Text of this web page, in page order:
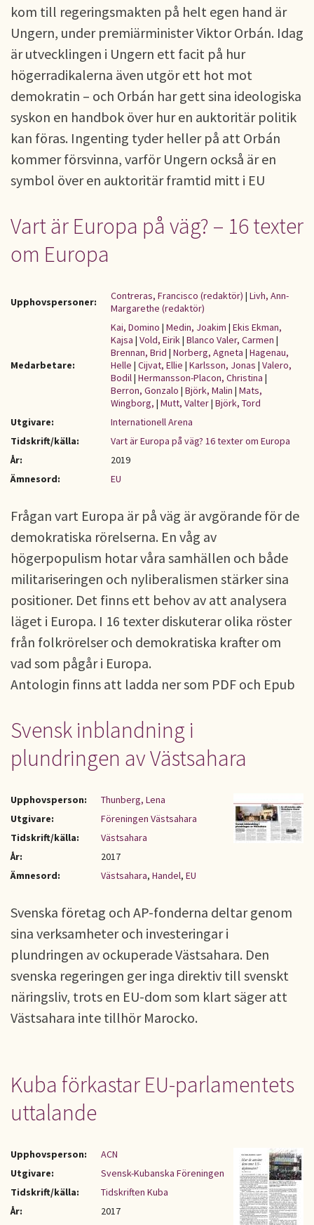
kom till regeringsmakten på helt egen hand är
Ungern, under premiärminister Viktor Orbán. Idag
är utvecklingen i Ungern ett facit på hur
högerradikalerna även utgör ett hot mot
demokratin – och Orbán har gett sina ideologiska
syskon en handbok över hur en auktoritär politik
kan föras. Ingenting tyder heller på att Orbán
kommer försvinna, varför Ungern också är en
symbol över en auktoritär framtid mitt i EU
Vart är Europa på väg? – 16 texter
om Europa
Upphovspersoner: Contreras, Francisco (redaktör) | Livh, Ann-
Margarethe (redaktör)
Medarbetare:
Kai, Domino | Medin, Joakim | Ekis Ekman,
Kajsa | Vold, Eirik| Blanco Valer, Carmen |
Brennan, Brid | Norberg, Agneta | Hagenau,
Helle | Cijvat, Ellie | Karlsson, Jonas | Valero,
Bodil| Hermansson-Placon, Christina |
Berron, Gonzalo | Björk, Malin | Mats,
Wingborg, | Mutt, Valter| Björk, Tord
Utgivare:
Internationell Arena
Tidskrift/källa:
Vart är Europa på väg? 16 texter om Europa
År:
2019
Ämnesord:
EU
Frågan vart Europa är på väg är avgörande för de
demokratiska rörelserna. En våg av
högerpopulism hotar våra samhällen och både
militariseringen och nyliberalismen stärker sina
positioner. Det finns ett behov av att analysera
läget i Europa. I 16 texter diskuterar olika röster
från folkrörelser och demokratiska krafter om
vad som pågår i Europa.
Antologin finns att ladda ner som PDF och Epub
Svensk inblandning i
plundringen av Västsahara
Upphovsperson:
Thunberg, Lena
Utgivare:
Föreningen Västsahara
Tidskrift/källa:
Västsahara
År:
2017
Ämnesord:
Västsahara, Handel, EU
Svenska företag och AP-fonderna deltar genom
sina verksamheter och investeringar i
plundringen av ockuperade Västsahara. Den
svenska regeringen ger inga direktiv till svenskt
näringsliv, trots en EU-dom som klart säger att
Västsahara inte tillhör Marocko.
Kuba förkastar EU-parlamentets
uttalande
Upphovsperson:
ACN
Utgivare:
Svensk-Kubanska Föreningen
Tidskrift/källa:
Tidskriften Kuba
År:
2017